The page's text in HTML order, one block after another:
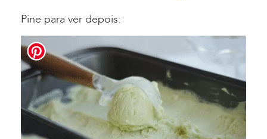
Pine para ver depois: